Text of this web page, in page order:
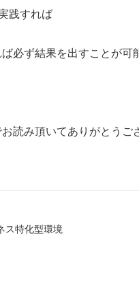
践すれば
必ず結果を出すことが可
読み頂いてありがとうご
ス特化型環境